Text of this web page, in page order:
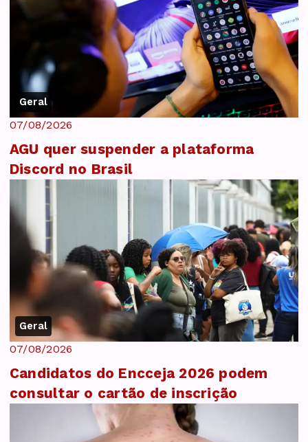
Geral
07/08/2026
AGU quer suspender a plataforma
Discord no Brasil
Geral
07/08/2026
Candidatos do Encceja 2026 podem
consultar o cartão de inscrição